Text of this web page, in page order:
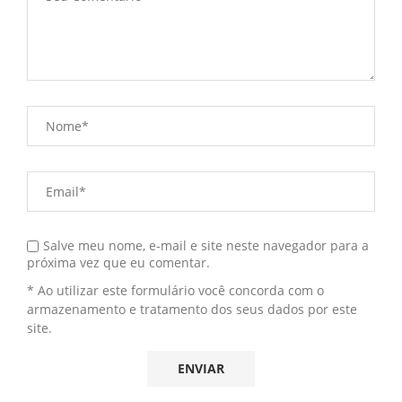
Salve meu nome, e-mail e site neste navegador para a
próxima vez que eu comentar.
* Ao utilizar este formulário você concorda com o
armazenamento e tratamento dos seus dados por este
site.